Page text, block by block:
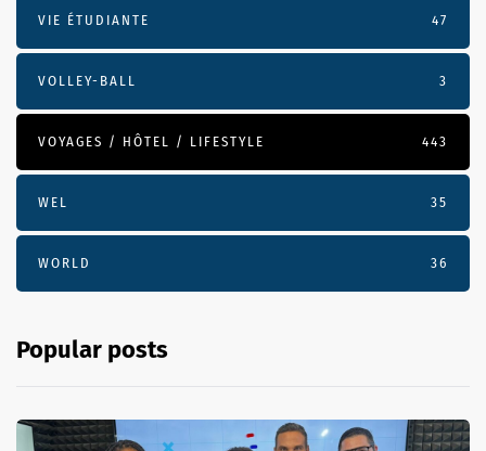
VIE ÉTUDIANTE 47
VOLLEY-BALL 3
VOYAGES / HÔTEL / LIFESTYLE 443
WEL 35
WORLD 36
Popular posts